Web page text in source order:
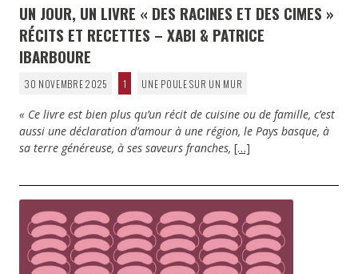
UN JOUR, UN LIVRE « DES RACINES ET DES CIMES »
RÉCITS ET RECETTES – XABI & PATRICE
IBARBOURE
30 NOVEMBRE 2025 1 UNE POULE SUR UN MUR
« Ce livre est bien plus qu’un récit de cuisine ou de famille, c’est
aussi une déclaration d’amour à une région, le Pays basque, à
sa terre généreuse, à ses saveurs franches, […]